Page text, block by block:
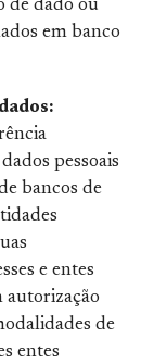
de dado ou
em banco
pessoais
bancos de
e entes
autorização
de
entes